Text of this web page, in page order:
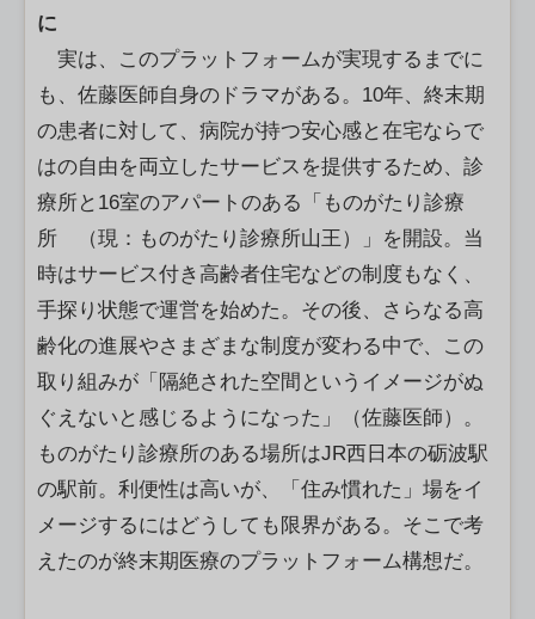
に
実は、このプラットフォームが実現するまでに
も、佐藤医師自身のドラマがある。10年、終末期
の患者に対して、病院が持つ安心感と在宅ならで
はの自由を両立したサービスを提供するため、診
療所と16室のアパートのある「ものがたり診療
所 （現：ものがたり診療所山王）」を開設。当
時はサービス付き高齢者住宅などの制度もなく、
手探り状態で運営を始めた。その後、さらなる高
齢化の進展やさまざまな制度が変わる中で、この
取り組みが「隔絶された空間というイメージがぬ
ぐえないと感じるようになった」（佐藤医師）。
ものがたり診療所のある場所はJR西日本の砺波駅
の駅前。利便性は高いが、「住み慣れた」場をイ
メージするにはどうしても限界がある。そこで考
えたのが終末期医療のプラットフォーム構想だ。